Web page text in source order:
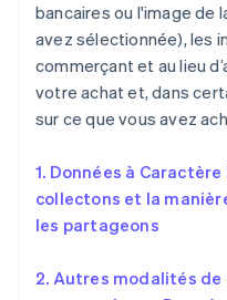
bancaires ou l'image de
avez sélectionnée), les
commerçant et au lieu
votre achat et, dans
sur ce que vous avez
1. Données à
collectons et la
les partageons
2. Autres modalités